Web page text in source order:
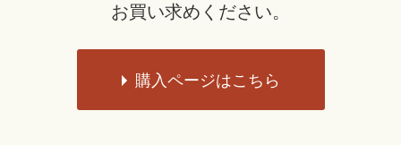
お買い求めください。
購入ページはこちら